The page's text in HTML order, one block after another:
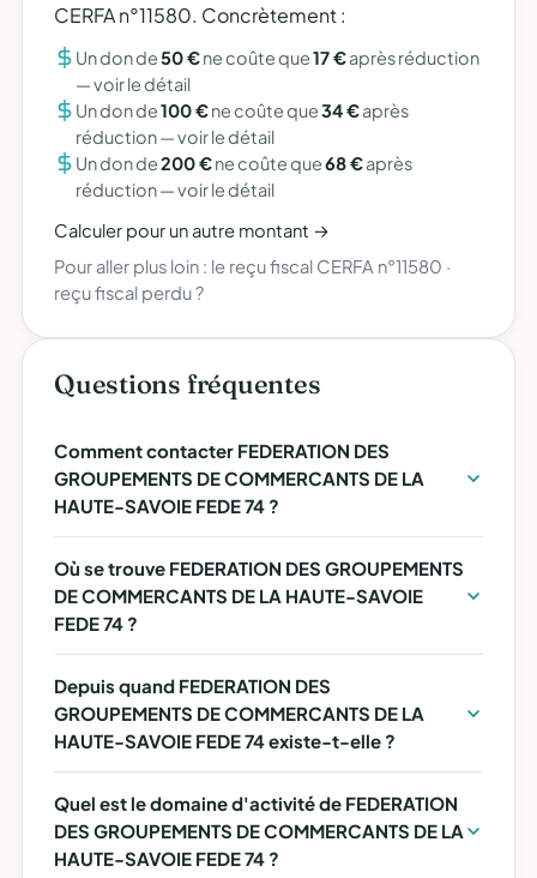
CERFA n°11580. Concrètement :
Un don de50 €ne coûte que17 €après réduction
—voir le détail
Un don de100 €ne coûte que34 €après
réduction —voir le détail
Un don de200 €ne coûte que68 €après
réduction —voir le détail
Calculer pour un autre montant →
Pour aller plus loin : le reçu fiscal CERFA n°11580 ·
reçu fiscal perdu ?
Questions fréquentes
Comment contacter FEDERATION DES
GROUPEMENTS DE COMMERCANTS DE LA
HAUTE-SAVOIE FEDE 74 ?
Où se trouve FEDERATION DES GROUPEMENTS
DE COMMERCANTS DE LA HAUTE-SAVOIE
FEDE 74 ?
Depuis quand FEDERATION DES
GROUPEMENTS DE COMMERCANTS DE LA
HAUTE-SAVOIE FEDE 74 existe-t-elle ?
Quel est le domaine d'activité de FEDERATION
DES GROUPEMENTS DE COMMERCANTS DE LA
HAUTE-SAVOIE FEDE 74 ?